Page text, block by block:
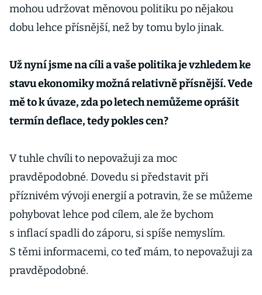
mohou udržovat měnovou politiku po nějakou
dobu lehce přísnější, než by tomu bylo jinak.
Už nyní jsme na cíli a vaše politika je vzhledem ke
stavu ekonomiky možná relativně přísnější. Vede
mě to k úvaze, zda po letech nemůžeme oprášit
termín deflace, tedy pokles cen?
V tuhle chvíli to nepovažuji za moc
pravděpodobné. Dovedu si představit při
příznivém vývoji energií a potravin, že se můžeme
pohybovat lehce pod cílem, ale že bychom
s inflací spadli do záporu, si spíše nemyslím.
S těmi informacemi, co teď mám, to nepovažuji za
pravděpodobné.